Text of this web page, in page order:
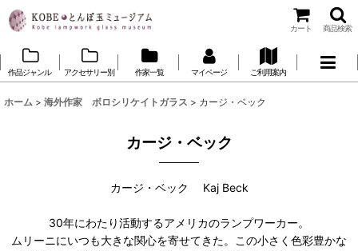
カート 商品検索
作品ジャンル アクセサリー別 作家一覧 マイページ ご利用案内
ホーム > 海外作家 ボロシリケイトガラス > カージ・ベック
カージ・ベック
カージ・ベック Kaj Beck
30年にわたり活動するアメリカのランプワーカー。
ムリーニにいつも大きな関心を寄せてきた。この小さく色彩豊かな